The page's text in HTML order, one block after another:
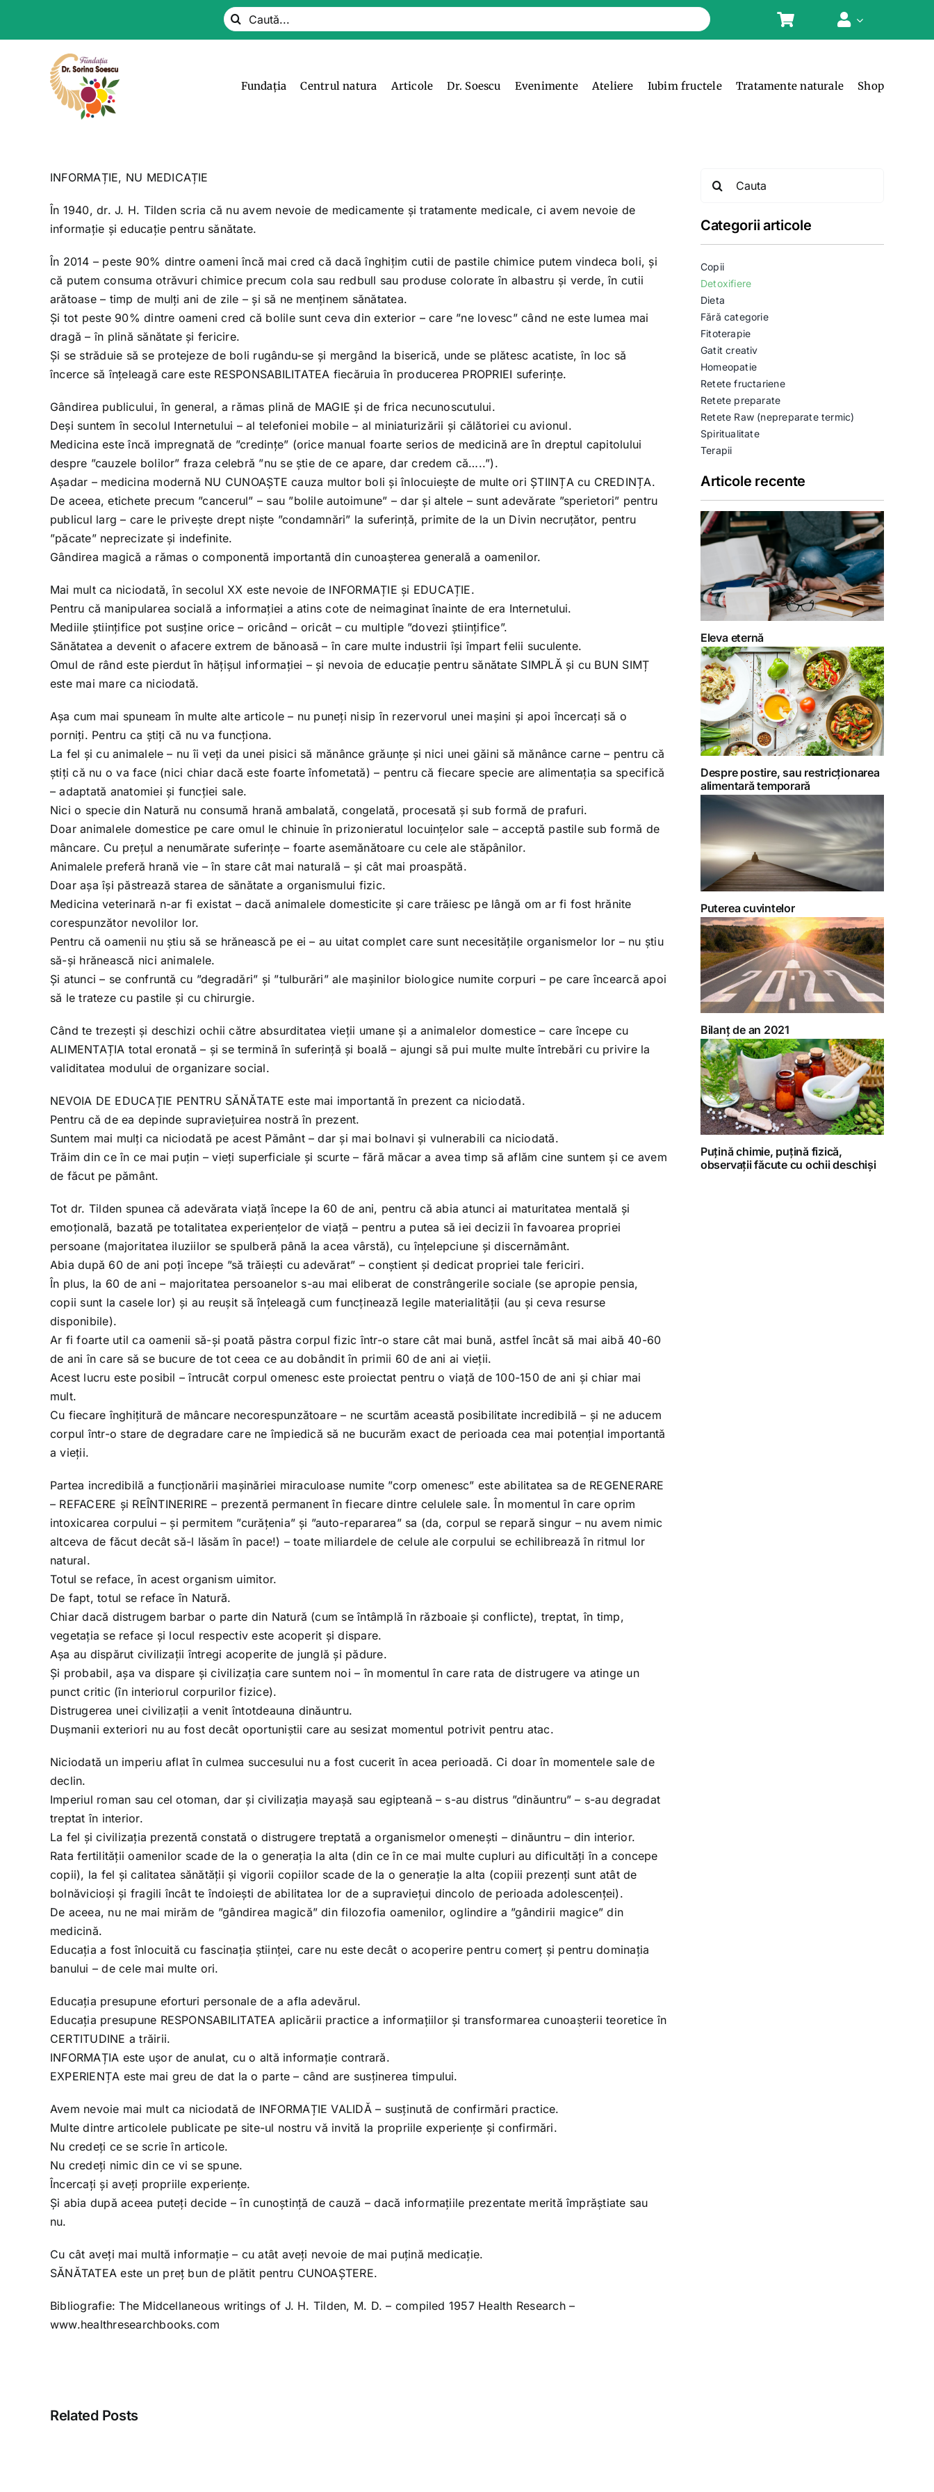
Search
for:
Fundația Centrul natura Articole Dr. Soescu Evenimente Ateliere Iubim fructele Tratamente naturale Shop
INFORMAȚIE, NU MEDICAȚIE
În 1940, dr. J. H. Tilden scria că nu avem nevoie de medicamente și tratamente medicale, ci avem nevoie de
informație și educație pentru sănătate.
În 2014 – peste 90% dintre oameni încă mai cred că dacă înghițim cutii de pastile chimice putem vindeca boli, și
că putem consuma otrăvuri chimice precum cola sau redbull sau produse colorate în albastru și verde, în cutii
arătoase – timp de mulți ani de zile – și să ne menținem sănătatea.
Și tot peste 90% dintre oameni cred că bolile sunt ceva din exterior – care ”ne lovesc” când ne este lumea mai
dragă – în plină sănătate și fericire.
Și se străduie să se protejeze de boli rugându-se și mergând la biserică, unde se plătesc acatiste, în loc să
încerce să înțeleagă care este RESPONSABILITATEA fiecăruia în producerea PROPRIEI suferințe.
Gândirea publicului, în general, a rămas plină de MAGIE și de frica necunoscutului.
Deși suntem în secolul Internetului – al telefoniei mobile – al miniaturizării și călătoriei cu avionul.
Medicina este încă impregnată de ”credințe” (orice manual foarte serios de medicină are în dreptul capitolului
despre ”cauzele bolilor” fraza celebră ”nu se știe de ce apare, dar credem că…..”).
Așadar – medicina modernă NU CUNOAȘTE cauza multor boli și înlocuiește de multe ori ȘTIINȚA cu CREDINȚA.
De aceea, etichete precum ”cancerul” – sau ”bolile autoimune” – dar și altele – sunt adevărate ”sperietori” pentru
publicul larg – care le privește drept niște ”condamnări” la suferință, primite de la un Divin necruțător, pentru
”păcate” neprecizate și indefinite.
Gândirea magică a rămas o componentă importantă din cunoașterea generală a oamenilor.
Mai mult ca niciodată, în secolul XX este nevoie de INFORMAȚIE și EDUCAȚIE.
Pentru că manipularea socială a informației a atins cote de neimaginat înainte de era Internetului.
Mediile științifice pot susține orice – oricând – oricât – cu multiple ”dovezi științifice”.
Sănătatea a devenit o afacere extrem de bănoasă – în care multe industrii își împart felii suculente.
Omul de rând este pierdut în hățișul informației – și nevoia de educație pentru sănătate SIMPLĂ și cu BUN SIMȚ
este mai mare ca niciodată.
Așa cum mai spuneam în multe alte articole – nu puneți nisip în rezervorul unei mașini și apoi încercați să o
porniți. Pentru ca știți că nu va funcționa.
La fel și cu animalele – nu îi veți da unei pisici să mănânce grăunțe și nici unei găini să mănânce carne – pentru că
știți că nu o va face (nici chiar dacă este foarte înfometată) – pentru că fiecare specie are alimentația sa specifică
– adaptată anatomiei și funcției sale.
Nici o specie din Natură nu consumă hrană ambalată, congelată, procesată și sub formă de prafuri.
Doar animalele domestice pe care omul le chinuie în prizonieratul locuințelor sale – acceptă pastile sub formă de
mâncare. Cu prețul a nenumărate suferințe – foarte asemănătoare cu cele ale stăpânilor.
Animalele preferă hrană vie – în stare cât mai naturală – și cât mai proaspătă.
Doar așa își păstrează starea de sănătate a organismului fizic.
Medicina veterinară n-ar fi existat – dacă animalele domesticite și care trăiesc pe lângă om ar fi fost hrănite
corespunzător nevolilor lor.
Pentru că oamenii nu știu să se hrănească pe ei – au uitat complet care sunt necesitățile organismelor lor – nu știu
să-și hrănească nici animalele.
Și atunci – se confruntă cu ”degradări” și ”tulburări” ale mașinilor biologice numite corpuri – pe care încearcă apoi
să le trateze cu pastile și cu chirurgie.
Când te trezești și deschizi ochii către absurditatea vieții umane și a animalelor domestice – care începe cu
ALIMENTAȚIA total eronată – și se termină în suferință și boală – ajungi să pui multe multe întrebări cu privire la
validitatea modului de organizare social.
NEVOIA DE EDUCAȚIE PENTRU SĂNĂTATE este mai importantă în prezent ca niciodată.
Pentru că de ea depinde supraviețuirea nostră în prezent.
Suntem mai mulți ca niciodată pe acest Pământ – dar și mai bolnavi și vulnerabili ca niciodată.
Trăim din ce în ce mai puțin – vieți superficiale și scurte – fără măcar a avea timp să aflăm cine suntem și ce avem
de făcut pe pământ.
Tot dr. Tilden spunea că adevărata viață începe la 60 de ani, pentru că abia atunci ai maturitatea mentală și
emoțională, bazată pe totalitatea experiențelor de viață – pentru a putea să iei decizii în favoarea propriei
persoane (majoritatea iluziilor se spulberă până la acea vârstă), cu înțelepciune și discernământ.
Abia după 60 de ani poți începe ”să trăiești cu adevărat” – conștient și dedicat propriei tale fericiri.
În plus, la 60 de ani – majoritatea persoanelor s-au mai eliberat de constrângerile sociale (se apropie pensia,
copii sunt la casele lor) și au reușit să înțeleagă cum funcținează legile materialității (au și ceva resurse
disponibile).
Ar fi foarte util ca oamenii să-și poată păstra corpul fizic într-o stare cât mai bună, astfel încât să mai aibă 40-60
de ani în care să se bucure de tot ceea ce au dobândit în primii 60 de ani ai vieții.
Acest lucru este posibil – întrucât corpul omenesc este proiectat pentru o viață de 100-150 de ani și chiar mai
mult.
Cu fiecare înghițitură de mâncare necorespunzătoare – ne scurtăm această posibilitate incredibilă – și ne aducem
corpul într-o stare de degradare care ne împiedică să ne bucurăm exact de perioada cea mai potențial importantă
a vieții.
Partea incredibilă a funcționării mașinăriei miraculoase numite ”corp omenesc” este abilitatea sa de REGENERARE
– REFACERE și REÎNTINERIRE – prezentă permanent în fiecare dintre celulele sale. În momentul în care oprim
intoxicarea corpului – și permitem ”curățenia” și ”auto-repararea” sa (da, corpul se repară singur – nu avem nimic
altceva de făcut decât să-l lăsăm în pace!) – toate miliardele de celule ale corpului se echilibrează în ritmul lor
natural.
Totul se reface, în acest organism uimitor.
De fapt, totul se reface în Natură.
Chiar dacă distrugem barbar o parte din Natură (cum se întâmplă în războaie și conflicte), treptat, în timp,
vegetația se reface și locul respectiv este acoperit și dispare.
Așa au dispărut civilizații întregi acoperite de junglă și pădure.
Și probabil, așa va dispare și civilizația care suntem noi – în momentul în care rata de distrugere va atinge un
punct critic (în interiorul corpurilor fizice).
Distrugerea unei civilizații a venit întotdeauna dinăuntru.
Dușmanii exteriori nu au fost decât oportuniștii care au sesizat momentul potrivit pentru atac.
Niciodată un imperiu aflat în culmea succesului nu a fost cucerit în acea perioadă. Ci doar în momentele sale de
declin.
Imperiul roman sau cel otoman, dar și civilizația mayașă sau egipteană – s-au distrus ”dinăuntru” – s-au degradat
treptat în interior.
La fel și civilizația prezentă constată o distrugere treptată a organismelor omenești – dinăuntru – din interior.
Rata fertilității oamenilor scade de la o generația la alta (din ce în ce mai multe cupluri au dificultăți în a concepe
copii), la fel și calitatea sănătății și vigorii copiilor scade de la o generație la alta (copiii prezenți sunt atât de
bolnăvicioși și fragili încât te îndoiești de abilitatea lor de a supraviețui dincolo de perioada adolescenței).
De aceea, nu ne mai mirăm de ”gândirea magică” din filozofia oamenilor, oglindire a ”gândirii magice” din
medicină.
Educația a fost înlocuită cu fascinația științei, care nu este decât o acoperire pentru comerț și pentru dominația
banului – de cele mai multe ori.
Educația presupune eforturi personale de a afla adevărul.
Educația presupune RESPONSABILITATEA aplicării practice a informațiilor și transformarea cunoașterii teoretice în
CERTITUDINE a trăirii.
INFORMAȚIA este ușor de anulat, cu o altă informație contrară.
EXPERIENȚA este mai greu de dat la o parte – când are susținerea timpului.
Avem nevoie mai mult ca niciodată de INFORMAȚIE VALIDĂ – susținută de confirmări practice.
Multe dintre articolele publicate pe site-ul nostru vă invită la propriile experiențe și confirmări.
Nu credeți ce se scrie în articole.
Nu credeți nimic din ce vi se spune.
Încercați și aveți propriile experiențe.
Și abia după aceea puteți decide – în cunoștință de cauză – dacă informațiile prezentate merită împrăștiate sau
nu.
Cu cât aveți mai multă informație – cu atât aveți nevoie de mai puțină medicație.
SĂNĂTATEA este un preț bun de plătit pentru CUNOAȘTERE.
Bibliografie: The Midcellaneous writings of J. H. Tilden, M. D. – compiled 1957 Health Research –
www.healthresearchbooks.com
Categorii articole
Copii
Detoxifiere
Dieta
Fără categorie
Fitoterapie
Gatit creativ
Homeopatie
Retete fructariene
Retete preparate
Retete Raw (nepreparate termic)
Spiritualitate
Terapii
Articole recente
Eleva eternă
Despre postire, sau restricționarea
alimentară temporară
Puterea cuvintelor
Bilanț de an 2021
Puțină chimie, puțină fizică,
observații făcute cu ochii deschiși
Related Posts